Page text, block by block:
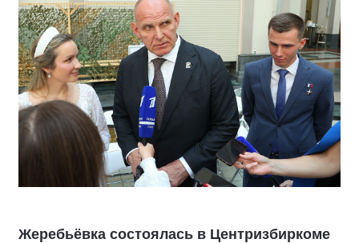
Жеребьёвка состоялась в Центризбиркоме